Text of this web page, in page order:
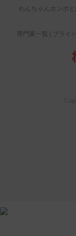
わんちゃんホンポと
専門家一覧
プライ